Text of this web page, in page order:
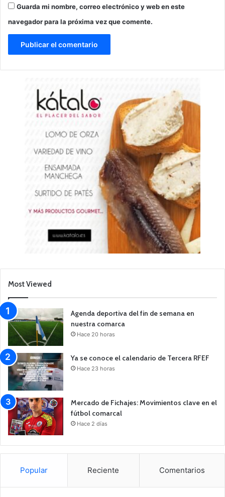
Guarda mi nombre, correo electrónico y web en este
navegador para la próxima vez que comente.
Most Viewed
Agenda deportiva del fin de semana en
nuestra comarca
Hace 20 horas
Ya se conoce el calendario de Tercera RFEF
Hace 23 horas
Mercado de Fichajes: Movimientos clave en el
fútbol comarcal
Hace 2 días
Popular Reciente Comentarios